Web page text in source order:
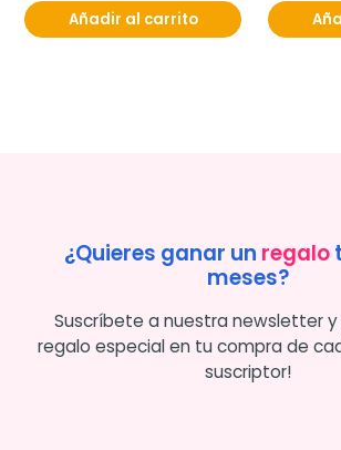
Añadir al carrito
¿Quieres ganar un regalo
meses?
Suscríbete a nuestra newsletter y
regalo especial en tu compra de
suscriptor!